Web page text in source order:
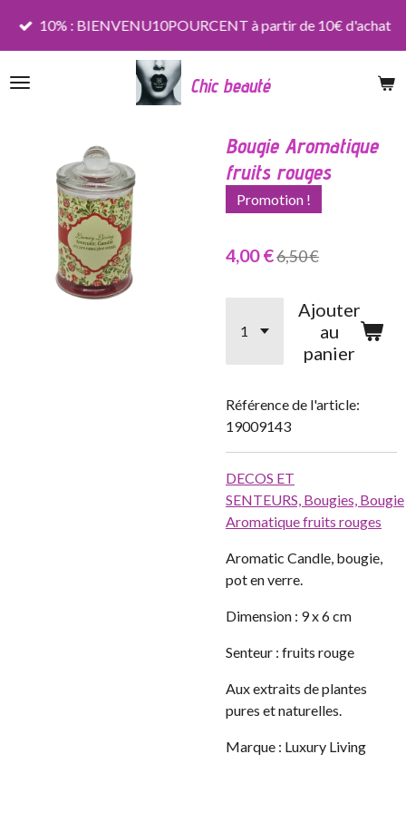
Passer
principal
Chic beauté
10% : BIENVENU10POURCENT à partir de 10€ d'achat
Bougie Aromatique
fruits rouges
Promotion !
4,00 €6,50 €
Ajouter
au
panier
Référence de l'article:
19009143
DECOS ET
SENTEURS, Bougies, Bougie
Aromatique fruits rouges
Aromatic Candle, bougie,
pot en verre.
Dimension : 9 x 6 cm
Senteur : fruits rouge
Aux extraits de plantes
pures et naturelles.
Marque : Luxury Living